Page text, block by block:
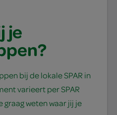
je
bij de lokale SPAR in
varieert per SPAR
graag weten waar jij je